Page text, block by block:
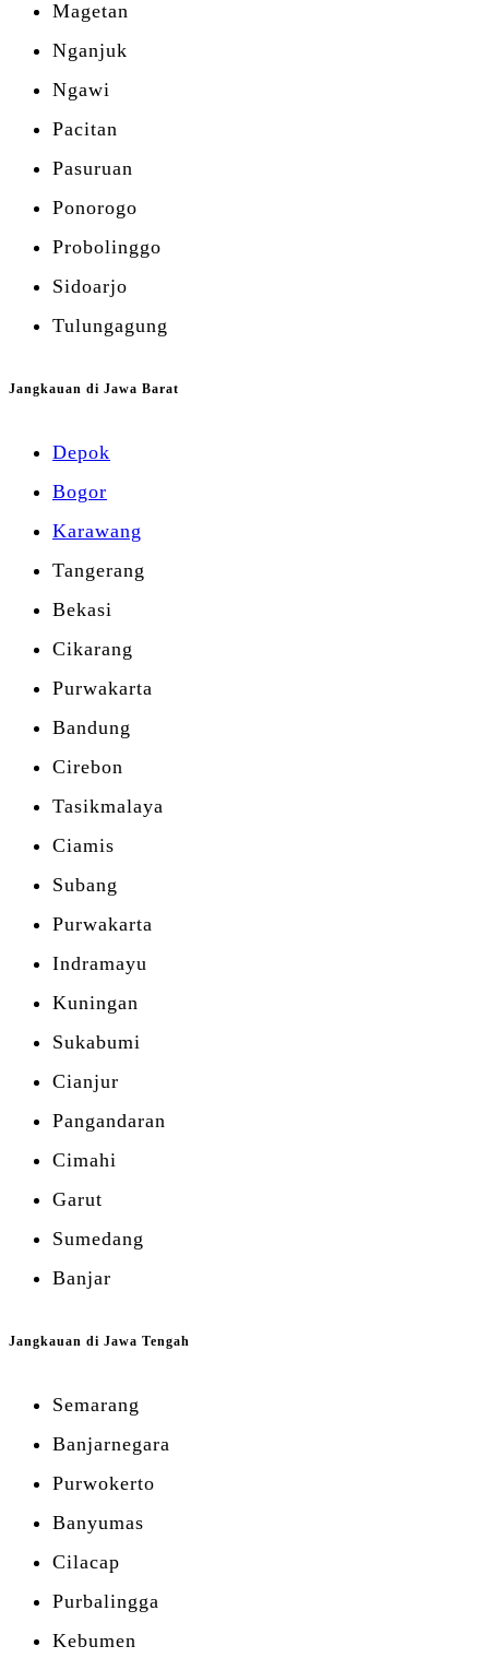
Magetan
Nganjuk
Ngawi
Pacitan
Pasuruan
Ponorogo
Probolinggo
Sidoarjo
Tulungagung
Jangkauan di Jawa Barat
Depok
Bogor
Karawang
Tangerang
Bekasi
Cikarang
Purwakarta
Bandung
Cirebon
Tasikmalaya
Ciamis
Subang
Purwakarta
Indramayu
Kuningan
Sukabumi
Cianjur
Pangandaran
Cimahi
Garut
Sumedang
Banjar
Jangkauan di Jawa Tengah
Semarang
Banjarnegara
Purwokerto
Banyumas
Cilacap
Purbalingga
Kebumen